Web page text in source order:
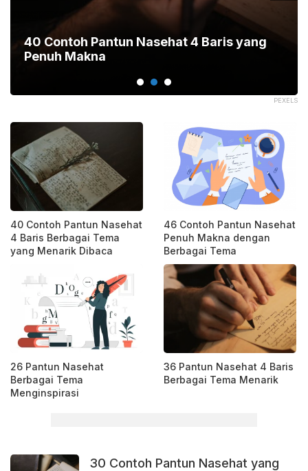
PEXELS
40 Contoh Pantun Nasehat 4 Baris yang
Penuh Makna
40 Contoh Pantun Nasehat
4 Baris Berbagai Tema
yang Menarik Dibaca
46 Contoh Pantun Nasehat
Penuh Makna dengan
Berbagai Tema
26 Pantun Nasehat
Berbagai Tema
Menginspirasi
36 Pantun Nasehat 4 Baris
Berbagai Tema Menarik
30 Contoh Pantun Nasehat yang